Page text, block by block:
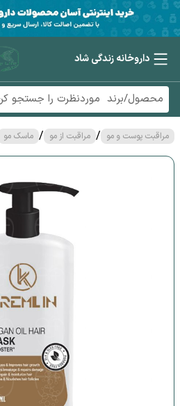
داروخانه زندگی شاد
مراقبت پوست و مو / مراقبت از مو / ماسک مو